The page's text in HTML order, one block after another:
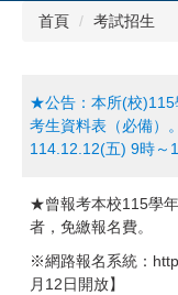
首頁 考試招生
★公告：本所(校)115
考生資料表（必備）
114.12.12(五) 9時～
★曾報考本校115學
者，免繳報名費。
※網路報名系統：
月12日開放】